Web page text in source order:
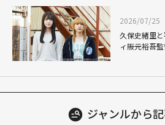
2026/07/25
久保史緒里
ィ――阪元裕
ジャンルから